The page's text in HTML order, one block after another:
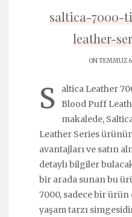
saltica-7000-
leather-
ON TEMMUZ
S
altica Leather
Blood Puff
makalede,
Leather Series
avantajları ve satın
detaylı bilgiler
bir arada sunan bu
7000, sadece bir ürün
yaşam tarzı